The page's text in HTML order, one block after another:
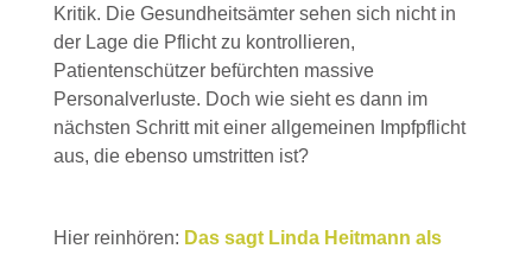
Kritik. Die Gesundheitsämter sehen sich nicht in
der Lage die Pflicht zu kontrollieren,
Patientenschützer befürchten massive
Personalverluste. Doch wie sieht es dann im
nächsten Schritt mit einer allgemeinen Impfpflicht
aus, die ebenso umstritten ist?
Hier reinhören: Das sagt Linda Heitmann als